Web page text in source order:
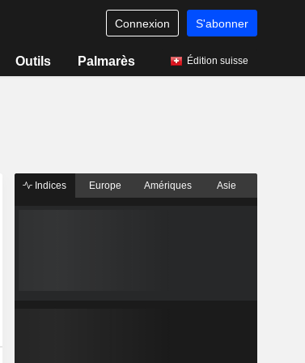
Connexion S'abonner
Outils Palmarès Édition suisse
Indices Europe Amériques Asie